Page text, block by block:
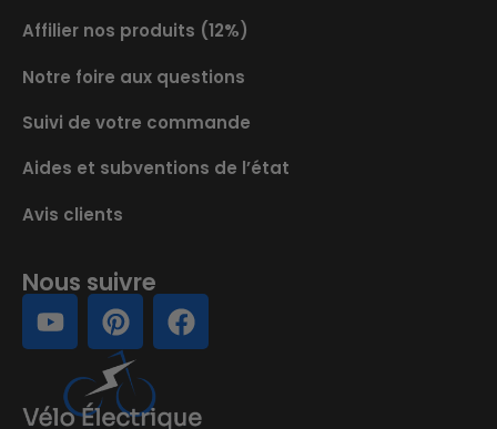
Affilier nos produits (12%)
Notre foire aux questions
Suivi de votre commande
Aides et subventions de l’état
Avis clients
Nous suivre